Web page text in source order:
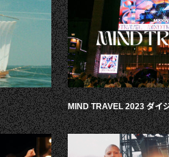
MIND TRAVEL 2023 ダイ